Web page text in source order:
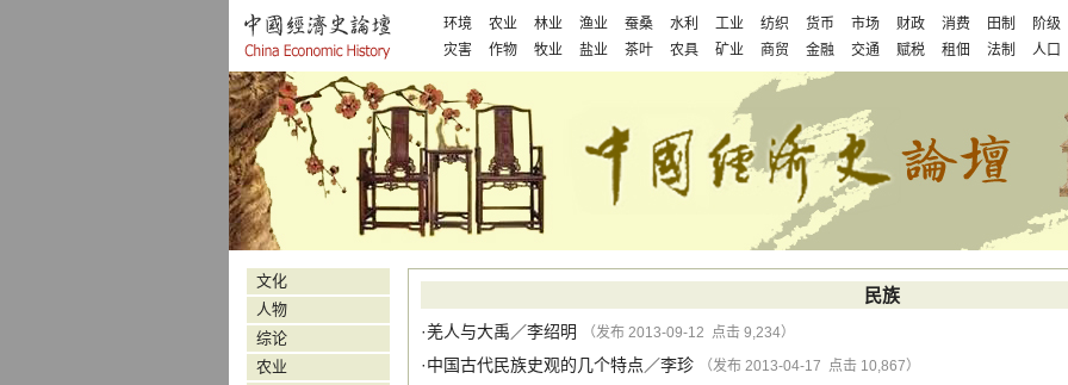
环境 农业 林业 渔业 蚕桑 水利 工业 纺织 货币 市场 财政 消费 田制
阶级
灾害
作物 牧业 盐业 茶叶 农具 矿业 商贸 金融 交通 赋税 租佃 法制 人口
民族
·羌人与大禹 ／李绍明 （发布 2013-09-12 点击 9,234）
·中国古代民族史观的几个特点 ／李珍 （发布 2013-04-17 点击 10,867）
文化
人物
综论
农业